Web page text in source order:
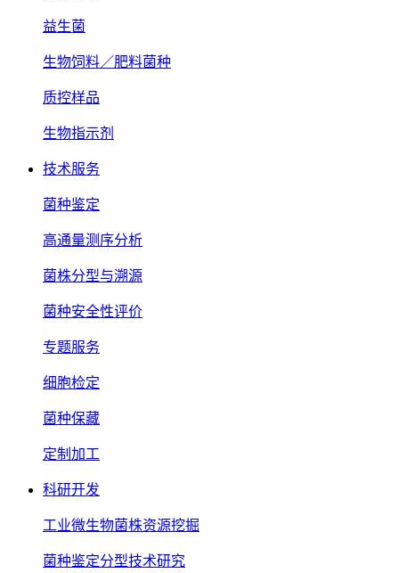
益生菌
生物饲料／肥料菌种
质控样品
生物指示剂
技术服务
菌种鉴定
高通量测序分析
菌株分型与溯源
菌种安全性评价
专题服务
细胞检定
菌种保藏
定制加工
科研开发
工业微生物菌株资源挖掘
菌种鉴定分型技术研究